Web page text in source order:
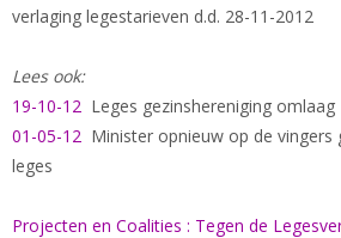
verlaging legestarieven d.d. 28-11-2012
Lees ook:
19-10-12 Leges gezinshereniging omlaag
01-05-12 Minister opnieuw op de
leges
Projecten en Coalities : Tegen de